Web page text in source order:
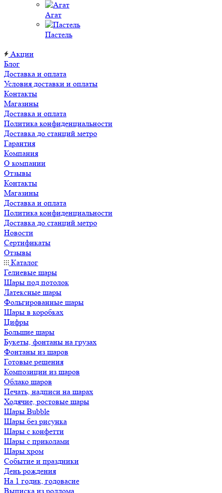
Агат
Пастель
Акции
Блог
Доставка и оплата
Условия доставки и оплаты
Контакты
Магазины
Доставка и оплата
Политика конфиденциальности
Доставка до станций метро
Гарантия
Компания
О компании
Отзывы
Контакты
Магазины
Доставка и оплата
Политика конфиденциальности
Доставка до станций метро
Новости
Сертификаты
Отзывы
Каталог
Гелиевые шары
Шары под потолок
Латексные шары
Фольгированные шары
Шары в коробках
Цифры
Большие шары
Букеты, фонтаны на грузах
Фонтаны из шаров
Готовые решения
Композиции из шаров
Облако шаров
Печать, надписи на шарах
Ходячие, ростовые шары
Шары Bubble
Шары без рисунка
Шары с конфетти
Шары с приколами
Шары хром
Событие и праздники
День рождения
На 1 годик, годовасие
Выписка из роддома